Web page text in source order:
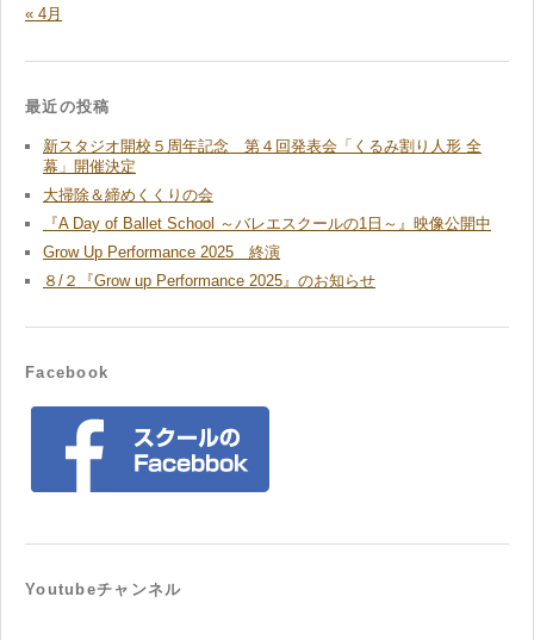
« 4月
最近の投稿
新スタジオ開校５周年記念 第４回発表会「くるみ割り人形 全
幕」開催決定
大掃除＆締めくくりの会
『A Day of Ballet School ～バレエスクールの1日～』映像公開中
Grow Up Performance 2025 終演
８/２『Grow up Performance 2025』のお知らせ
Facebook
Youtubeチャンネル